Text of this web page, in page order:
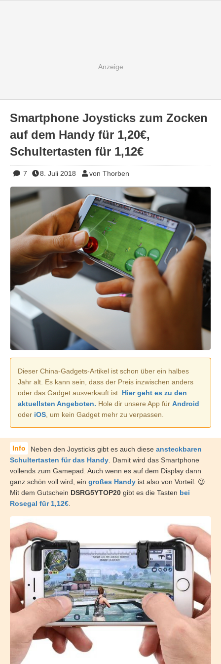
Smartphone Joysticks zum Zocken
auf dem Handy für 1,20€,
Schultertasten für 1,12€
7 8. Juli 2018 von Thorben
Dieser China-Gadgets-Artikel ist schon über ein halbes
Jahr alt. Es kann sein, dass der Preis inzwischen anders
oder das Gadget ausverkauft ist. Hier geht es zu den
aktuellsten Angeboten. Hole dir unsere App für Android
oder iOS , um kein Gadget mehr zu verpassen.
Neben den Joysticks gibt es auch diese ansteckbaren
Schultertasten für das Handy . Damit wird das Smartphone
vollends zum Gamepad. Auch wenn es auf dem Display dann
ganz schön voll wird, ein großes Handy ist also von Vorteil. 😉
Mit dem Gutschein DSRG5YTOP20 gibt es die Tasten bei
Rosegal für 1,12€